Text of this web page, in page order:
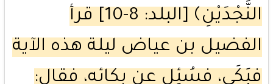
النَّجْدَيْنِ﴾ [البلد: 8-10] قرأ
الفضيل بن عياض ليلة هذه الآية
فبَكَى، فسُئِل عن بكائه، فقال: